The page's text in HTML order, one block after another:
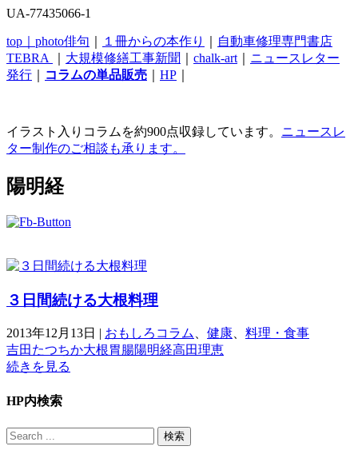
UA-77435066-1
top｜ photo俳句 １冊からの本作り
自動車修理専門書店
TEBRA
大規模修繕工事新聞 chalk-art
ニュースレター
発行
コラムの単品販売 HP
イラスト入りコラムを約900点収録しています。 ニュースレ
ター制作のご相談も承ります。
陽明経
３日間続ける大根料理
2013年12月13日 | おもしろコラム 健康
料理・食事
吉田たつちか大根胃腸陽明経高田理恵
続きを見る
HP内検索